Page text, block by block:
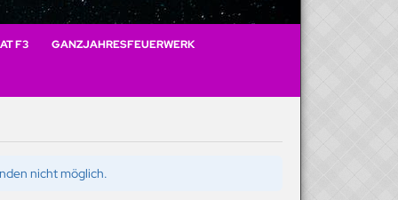
F3 GANZJAHRESFEUERWERK
nicht möglich.